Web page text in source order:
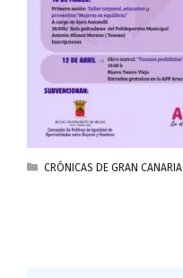
CATEGORÍAS
CRÓNICAS DE GRAN CANARIA